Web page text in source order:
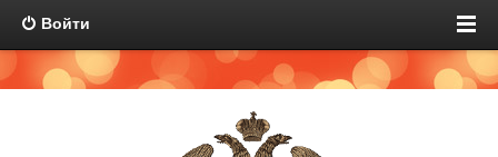
Войти